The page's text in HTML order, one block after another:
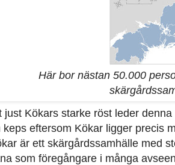
Här bor nästan 50.000
just Kökars starke röst leder
keps eftersom Kökar ligger precis
är ett skärgårdssamhälle med
som föregångare i många